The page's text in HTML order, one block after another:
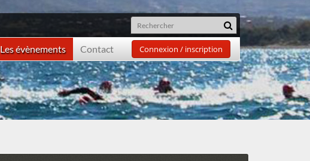
Les évènements Contact Connexion / inscription